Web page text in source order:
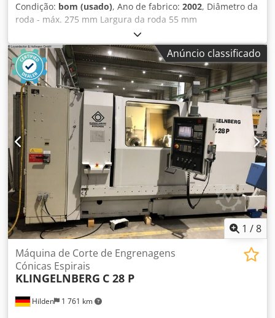
Condição: bom (usado), Ano de fabrico: 2002, Diâmetro da
roda - máx. 275 mm Largura da roda 55 mm
Chjdpotumrpjfx An Esa Módulo - máx. 6 Módulo - mín. 1
Unidade de controlo 840 C Siemens Potência total
necessária 100 kW Peso da máquina aprox. 16,7 toneladas
Espaço necessário aprox. 5,2 x 2,3 x 2,4 m m
Anúncio classificado
1 /8
Hilden 1 761 km
Máquina de Corte de Engrenagens
Cónicas Espirais
KLINGELNBERG C 28 P